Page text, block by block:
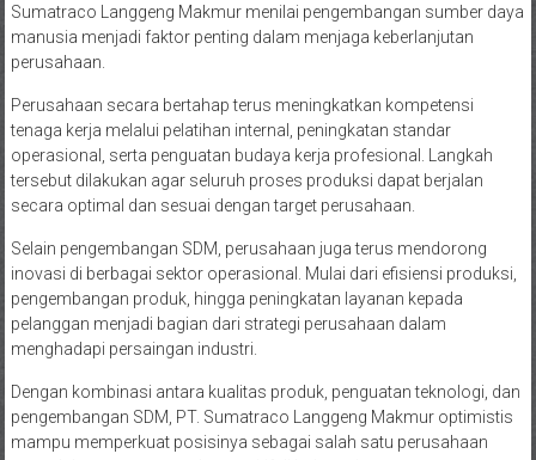
Sumatraco Langgeng Makmur menilai pengembangan sumber daya
manusia menjadi faktor penting dalam menjaga keberlanjutan
perusahaan.
Perusahaan secara bertahap terus meningkatkan kompetensi
tenaga kerja melalui pelatihan internal, peningkatan standar
operasional, serta penguatan budaya kerja profesional. Langkah
tersebut dilakukan agar seluruh proses produksi dapat berjalan
secara optimal dan sesuai dengan target perusahaan.
Selain pengembangan SDM, perusahaan juga terus mendorong
inovasi di berbagai sektor operasional. Mulai dari efisiensi produksi,
pengembangan produk, hingga peningkatan layanan kepada
pelanggan menjadi bagian dari strategi perusahaan dalam
menghadapi persaingan industri.
Dengan kombinasi antara kualitas produk, penguatan teknologi, dan
pengembangan SDM, PT. Sumatraco Langgeng Makmur optimistis
mampu memperkuat posisinya sebagai salah satu perusahaan